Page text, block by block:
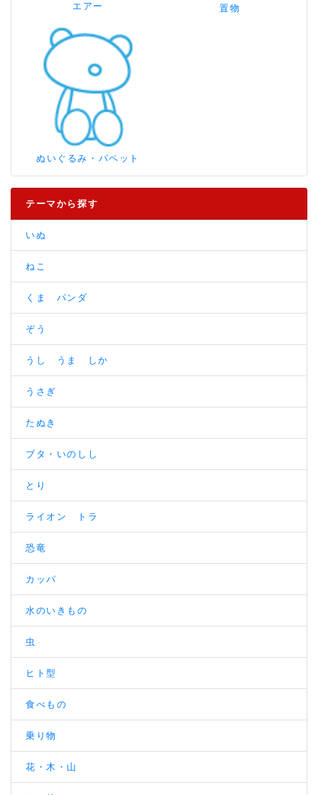
エアー 置物
ぬいぐるみ・パペット
テーマから探す
いぬ
ねこ
くま パンダ
ぞう
うし うま しか
うさぎ
たぬき
ブタ・いのしし
とり
ライオン トラ
恐竜
カッパ
水のいきもの
虫
ヒト型
食べもの
乗り物
花・木・山